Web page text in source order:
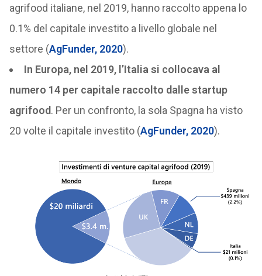
agrifood italiane, nel 2019, hanno raccolto appena lo
0.1% del capitale investito a livello globale nel
settore (AgFunder, 2020).
In Europa, nel 2019, l’Italia si collocava al
numero 14 per capitale raccolto dalle startup
agrifood. Per un confronto, la sola Spagna ha visto
20 volte il capitale investito (AgFunder, 2020).